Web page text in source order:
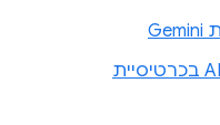
שליטה בתכונות מבוססות-AI בכרטיסיית